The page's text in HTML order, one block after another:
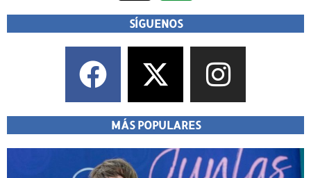
SÍGUENOS
MÁS POPULARES